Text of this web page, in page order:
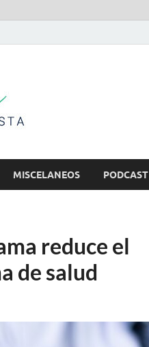
MISCELANEOS PODCAST
reduce el
de salud